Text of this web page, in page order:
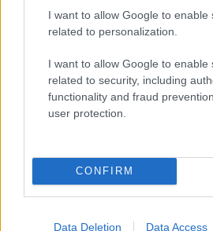
I want to allow Google to enable
related to personalization.
I want to allow Google to enable
related to security, including
functionality and fraud
user protection.
CONFIRM
Data Deletion Data Access